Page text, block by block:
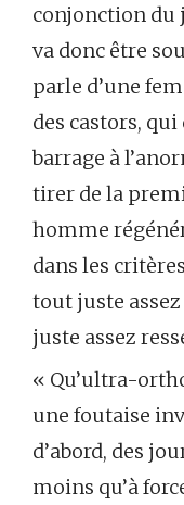
conjonction du
va donc être
parle d’une
des castors,
barrage à
tirer de la
homme
dans les
tout juste
juste assez
« Qu’ultra-
une foutaise
d’abord, des
moins qu’à